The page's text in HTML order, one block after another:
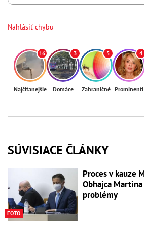
Nahlásiť chybu
16
Najčítanejšie
3
Domáce
5
Zahraničné
4
Prominenti
SÚVISIACE ČLÁNKY
FOTO
Proces v kauze
Obhajca
problémy